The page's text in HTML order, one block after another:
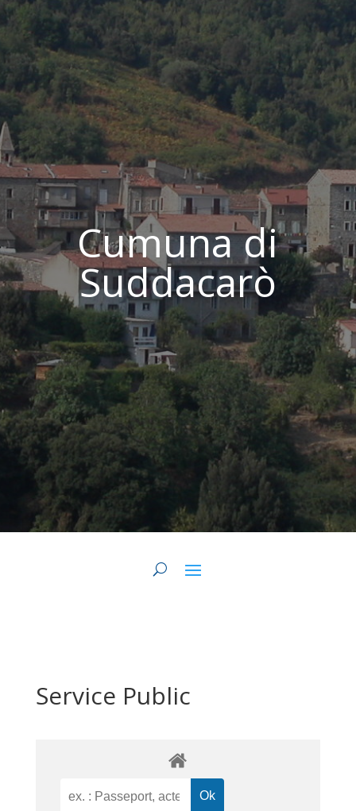
Cumuna di
Suddacarò
Service Public